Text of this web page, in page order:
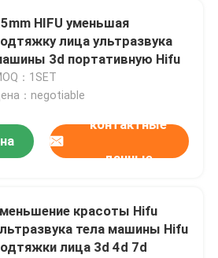
HIFU уменьшая
лица ультразвука
3d портативную Hifu
：1SET
：negotiable
контактные
данные
красоты Hifu
тела машины Hifu
лица 3d 4d 7d